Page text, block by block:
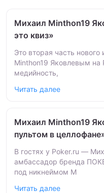
Михаил Minthon19
это квиз»
Это вторая часть
Minthon19 Яковлевым на
медийность,
Читать далее
Михаил Minthon19
пультом в
В гостях у Poker.ru —
амбассадор бренда
под никнеймом M
Читать далее